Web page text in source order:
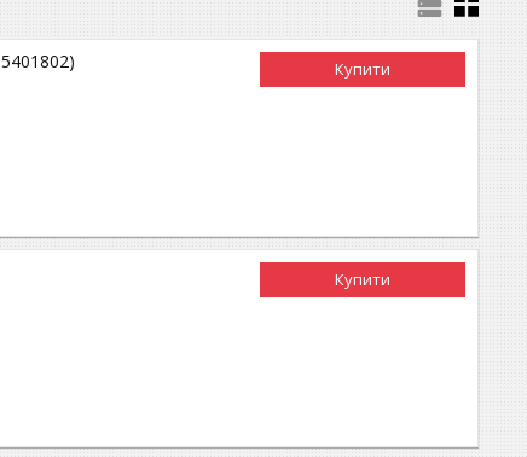
Купити
Купити